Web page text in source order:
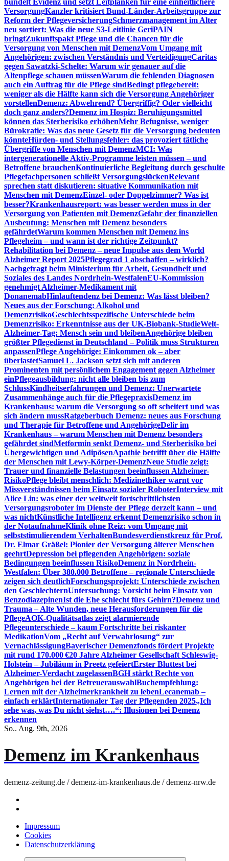
bündelt Evidenz und setzt Leitplanken für eine einheitlichere
VersorgungKanzler kritisiert Bund-Länder-Arbeitsgruppe zur
Reform der PflegeversicherungSchmerzmanagement im Alter
neu sortiert: Was die neue S3-Leitlinie GeriPAIN
bringtZukunftspakt Pflege und die Chancen für die
Versorgung von Menschen mit DemenzVom Umgang mit
Angehörigen: zwischen Verständnis und VerteidigungCaritas
gegen Sawatzki-Schelte: Warum wir genauer auf die
Altenpflege schauen müssenWarum die fehlenden Diagnosen
auch ein Auftrag für die Pflege sindBedingt pflegebereit:
weniger als die Hälfte kann sich die Versorgung Angehöriger
vorstellenDemenz: Abwehrend? Übergriffig? Oder vielleicht
doch ganz anders?Demenz im Hospiz: Beruhigungsmittel
können das Sterberisiko erhöhenMehr Befugnisse, weniger
Bürokratie: Was das neue Gesetz für die Versorgung bedeuten
könnteHürden- und Stellungsfehler: das provoziert tätliche
Übergriffe von Menschen mit DemenzMCI: Was
intergenerationelle Aktiv-Programme leisten müssen – und
Betroffene brauchenKontinuierliche Begleitung durch geschulte
Pflegefachpersonen schließt VersorgungslückenRelevant
sprechen statt diskutieren: situative Kommunikation mit
Menschen mit DemenzEinzel- oder Doppelzimmer? Was ist
besser?Krankenhausreport: was besser werden muss in der
Versorgung von Patienten mit DemenzGefahr der finanziellen
Ausbeutung: Menschen mit Demenz besonders
gefährdetWarum kommen Menschen mit Demenz ins
Pflegeheim – und wann ist der richtige Zeitpunkt?
Rehabilitation bei Demenz – neue Impulse aus dem World
Alzheimer Report 2025Pflegegrad 1 abschaffen – wirklich?
Nachgefragt beim Ministerium für Arbeit, Gesundheit und
Soziales des Landes Nordrhein-WestfalenEU-Kommission
genehmigt Alzheimer-Medikament mit
DonanemabHinlauftendenz bei Demenz: Was lässt bleiben?
Neues aus der Forschung: Alkohol und
DemenzrisikoGeschlechtsspezifische Unterschiede beim
Demenzrisiko: Erkenntnisse aus der UK-Biobank-StudieWelt-
Alzheimer-Tag: Mensch sein und bleibenAngehörige bleiben
größter Pflegedienst in Deutschland – Politik muss Strukturen
anpassenPflege Angehörige: Einkommen ok – aber
überlastetSamuel L. Jackson setzt sich mit anderen
Prominenten mit persönlichem Engagement gegen Alzheimer
einPflegeausbildung: nicht alle bleiben bis zum
SchlussKindheitserfahrungen und Demenz: Unerwartete
Zusammenhänge auch für die PflegepraxisDemenz im
Krankenhaus: warum die Versorgung so oft scheitert und was
sich ändern mussRatgeberbuch Demenz: neues aus Forschung
und Therapie für Betroffene und AngehörigeDelir im
Krankenhaus – warum Menschen mit Demenz besonders
gefährdet sindMetformin senkt Demenz- und Sterberisiko bei
Übergewichtigen und AdipösenApathie betrifft über die Hälfte
der Menschen mit Lewy-Körper-DemenzNeue Studie zeigt:
Trauer und finanzielle Belastungen beeinflussen Alzheimer-
RisikoPflege bleibt menschlich: Medizinethiker warnt vor
Missverständnissen beim Einsatz sozialer RoboterInterview mit
Alice Lin: was einer der weltweit fortschrittlichsten
Versorgungsroboter im Dienste der Pflege derzeit kann – und
was nichtKünstliche Intelligenz erkennt Demenzrisiko schon in
der NotaufnahmeKlinik ohne Reiz: vom Umgang mit
selbststimulierendem VerhaltenBundesverdienstkreuz für Prof.
Dr. Elmar Gräßel: Pionier der Versorgung älterer Menschen
geehrtDepression bei pflegenden Angehörigen: soziale
Bedingungen beeinflussen RisikoDemenz in Nordrhein-
Westfalen: Über 380.000 Betroffene – regionale Unterschiede
zeigen sich deutlichForschungsprojekt: Unterschiede zwischen
den GeschlechternUntersuchung: Vorsicht beim Einsatz von
BenzodiazepinenIst die Ehe schlecht fürs Gehirn?Demenz und
Trauma – Alte Wunden, neue Herausforderungen für die
PflegeAOK-Qualitätsatlas zeigt alarmierende
Pflegeunterschiede – kaum Fortschritte bei riskanter
MedikationVom „Recht auf Verwahrlosung“ zur
VernachlässigungBayerischer Demenzfonds fördert Projekte
mit rund 170.000 €20 Jahre Alzheimer Gesellschaft Schleswig-
Holstein – Jubiläum in Preetz gefeiertErster Bluttest bei
Alzheimer-Verdacht zugelassenBGH stärkt Rechte von
Angehörigen bei der BetreuerauswahlBuchempfehlung:
Lernen mit der Alzheimerkrankheit zu lebenLecanemab –
einfach erklärtInternationaler Tag der Pflegenden 2025„Ich
sehe was, was Du nicht siehst….“: Illusionen bei Demenz
erkennen
So.. Aug. 9th, 2026
Demenz im Krankenhaus
demenz-zeitung.de / demenz-im-krankenhaus.de / demenz-nrw.de
Impressum
Cookies
Datenschutzerklärung